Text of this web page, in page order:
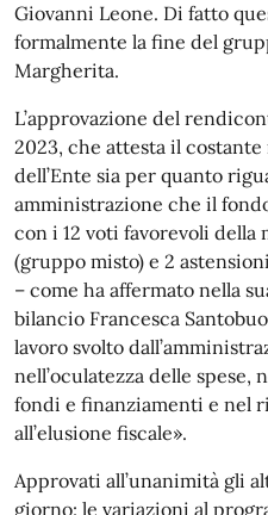
Giovanni Leone. Di fatto
formalmente la fine del
Margherita.
L’approvazione del
2023, che attesta il
dell’Ente sia per quanto
amministrazione che il
con i 12 voti favorevoli della
(gruppo misto) e 2
– come ha affermato nella
bilancio Francesca
lavoro svolto
nell’oculatezza delle
fondi e finanziamenti e nel
all’elusione fiscale».
Approvati all’unanimità gli
giorno: le variazioni al